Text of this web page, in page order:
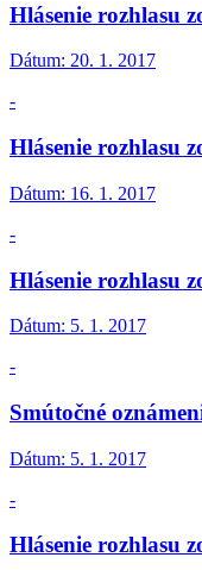
Hlásenie rozhlasu
Dátum: 20. 1. 2017
-
Hlásenie rozhlasu
Dátum: 16. 1. 2017
-
Hlásenie rozhlasu
Dátum: 5. 1. 2017
-
Smútočné
Dátum: 5. 1. 2017
-
Hlásenie rozhlasu